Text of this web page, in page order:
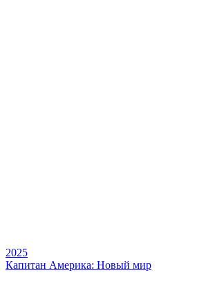
2025
Капитан Америка: Новый мир